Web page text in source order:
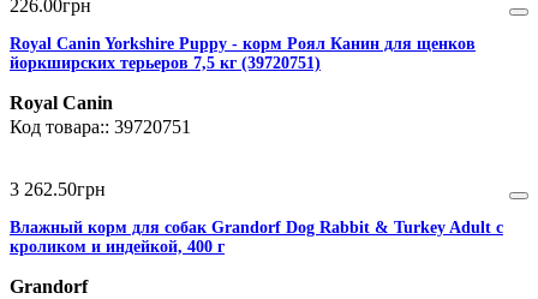
226.00грн
Royal Canin Yorkshire Puppy - корм Роял Канин для щенков
йоркширских терьеров 7,5 кг (39720751)
Royal Canin
39720751
3 262.50грн
Влажный корм для собак Grandorf Dog Rabbit & Turkey Adult с
кроликом и индейкой, 400 г
Grandorf